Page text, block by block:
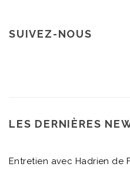
SUIVEZ-NOUS
LES DERNIÈRES
Entretien avec Hadrien de